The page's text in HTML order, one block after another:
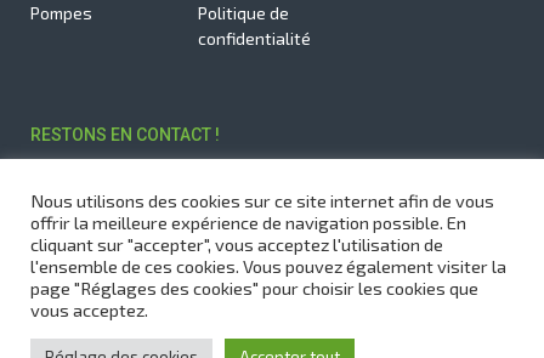
Pompes
Politique de
confidentialité
RESTONS EN CONTACT !
des dernières actualités.
JE M'INSCRIS
Nous utilisons des cookies sur ce site internet afin de vous
offrir la meilleure expérience de navigation possible. En
cliquant sur "accepter", vous acceptez l'utilisation de
l'ensemble de ces cookies. Vous pouvez également visiter la
page "Réglages des cookies" pour choisir les cookies que
vous acceptez.